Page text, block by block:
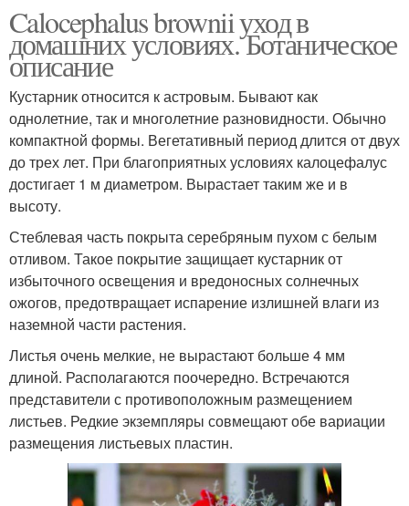
Calocephalus brownii уход в
домашних условиях. Ботаническое
описание
Кустарник относится к астровым. Бывают как
однолетние, так и многолетние разновидности. Обычно
компактной формы. Вегетативный период длится от двух
до трех лет. При благоприятных условиях калоцефалус
достигает 1 м диаметром. Вырастает таким же и в
высоту.
Стеблевая часть покрыта серебряным пухом с белым
отливом. Такое покрытие защищает кустарник от
избыточного освещения и вредоносных солнечных
ожогов, предотвращает испарение излишней влаги из
наземной части растения.
Листья очень мелкие, не вырастают больше 4 мм
длиной. Располагаются поочередно. Встречаются
представители с противоположным размещением
листьев. Редкие экземпляры совмещают обе вариации
размещения листьевых пластин.